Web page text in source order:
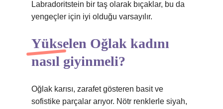
Labradoritstein bir taş olarak bıçaklar, bu da
yengeçler için iyi olduğu varsayılır.
Yükselen Oğlak kadını
nasıl giyinmeli?
Oğlak karısı, zarafet gösteren basit ve
sofistike parçalar arıyor. Nötr renklerle siyah,